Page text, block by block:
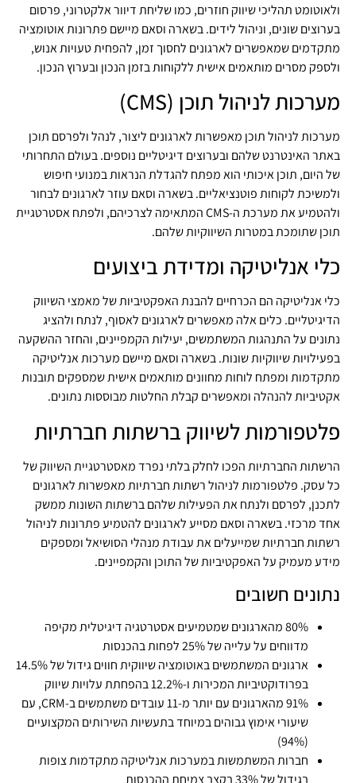
ולאוטומט תהליכי שיווק חוזרים, כמו שליחת דיוור אלקטרוני, פרסום
בערוצים שונים, וניהול לידים. בשארה וסאם מיישם פתרונות אוטומציה
מתקדמים שמאפשרים לארגונים לחסוך זמן, להפחית טעויות אנוש,
ולספק מסרים מותאמים אישית ללקוחות בזמן הנכון ובערוץ הנכון.
מערכות לניהול תוכן (CMS)
מערכות לניהול תוכן מאפשרות לארגונים ליצור, לנהל ולפרסם תוכן
באתר האינטרנט שלהם ובערוצים דיגיטליים נוספים. בעולם התחרותי
של היום, תוכן איכותי הוא מפתח להגדלת הנראות במנועי חיפוש
ולמשיכת לקוחות פוטנציאליים. בשארה וסאם עוזר לארגונים לבחור
ולהטמיע את מערכת ה-CMS המתאימה לצרכיהם, ולפתח אסטרטגיית
תוכן שתומכת במטרות השיווקיות שלהם.
כלי אנליטיקה ומדידת ביצועים
כלי אנליטיקה הם הכרחיים להבנת האפקטיביות של מאמצי השיווק
הדיגיטליים. כלים אלה מאפשרים לארגונים לאסוף, לנתח ולהציג
נתונים על התנהגות המשתמשים, יעילות הקמפיינים, והחזר ההשקעה
בפעילויות שיווקיות שונות. בשארה וסאם מיישם מערכות אנליטיקה
מתקדמות ומפתח לוחות מחוונים מותאמים אישית שמספקים תובנות
אקטיביות להנהלה ומאפשרים קבלת החלטות מבוססות נתונים.
פלטפורמות לשיווק ברשתות חברתיות
הרשתות החברתיות הפכו לחלק בלתי נפרד מאסטרטגיית השיווק של
כל עסק. פלטפורמות לניהול רשתות חברתיות מאפשרות לארגונים
לתכנן, לפרסם ולנתח את הפעילות שלהם ברשתות השונות ממשק
אחד מרכזי. בשארה וסאם מסייע לארגונים להטמיע פתרונות לניהול
רשתות חברתיות שמייעלים את עבודת מנהלי הסושיאל ומספקים
מידע מעמיק על האפקטיביות של התוכן והקמפיינים.
נתונים חשובים
80% מהארגונים שמטמיעים אסטרטגיה דיגיטלית מקיפה
מדווחים על עלייה של 25% לפחות בהכנסות
ארגונים המשתמשים באוטומציה שיווקית חווים גידול של 14.5%
בפרודוקטיביות המכירות ו-12.2% בהפחתת עלויות שיווק
91% מהארגונים עם יותר מ-11 עובדים משתמשים ב-CRM, עם
שיעורי אימוץ גבוהים במיוחד בתעשיות השירותים המקצועיים
(94%)
חברות המשתמשות במערכות אנליטיקה מתקדמות צופות
בגידול של 33% בקצב צמיחת ההכנסות